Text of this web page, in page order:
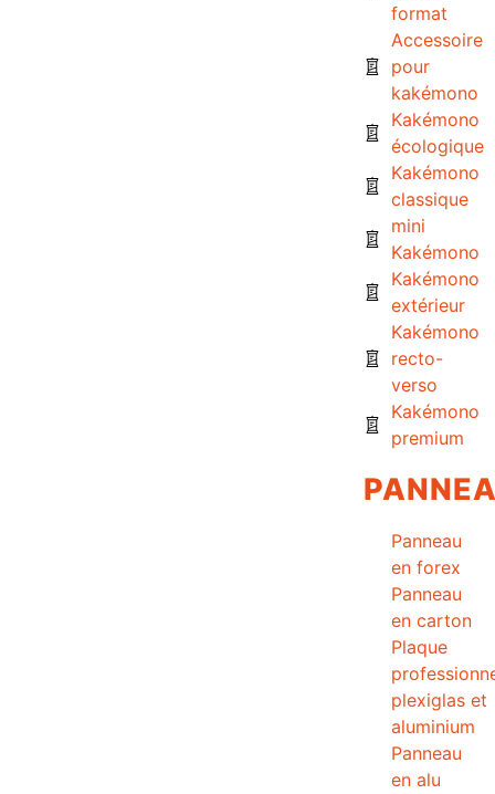
format
Accessoire
pour
kakémono
Kakémono
écologique
Kakémono
classique
mini
Kakémono
Kakémono
extérieur
Kakémono
recto-
verso
Kakémono
premium
Panneau
en forex
Panneau
en carton
Plaque
plexiglas et
aluminium
Panneau
en alu